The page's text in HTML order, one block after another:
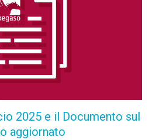
2025 e il Documento sul
aggiornato